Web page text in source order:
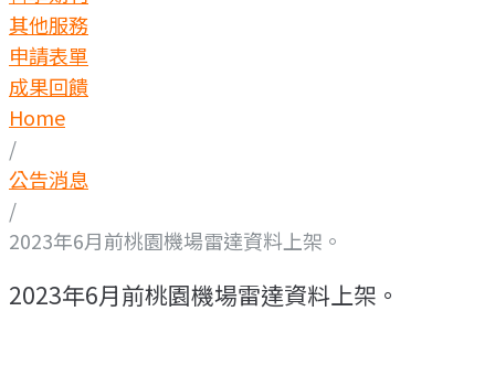
其他服務
申請表單
成果回饋
Home
/
公告消息
/
2023年6月前桃園機場雷達資料上架。
2023年6月前桃園機場雷達資料上架。